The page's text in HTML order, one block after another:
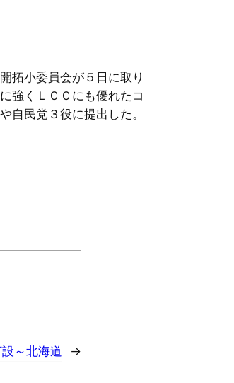
拓小委員会が５日に取り
強くＬＣＣにも優れたコ
自民党３役に提出した。
～北海道 →